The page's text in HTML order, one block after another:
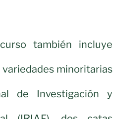
también incluye
minoritarias
de Investigación y